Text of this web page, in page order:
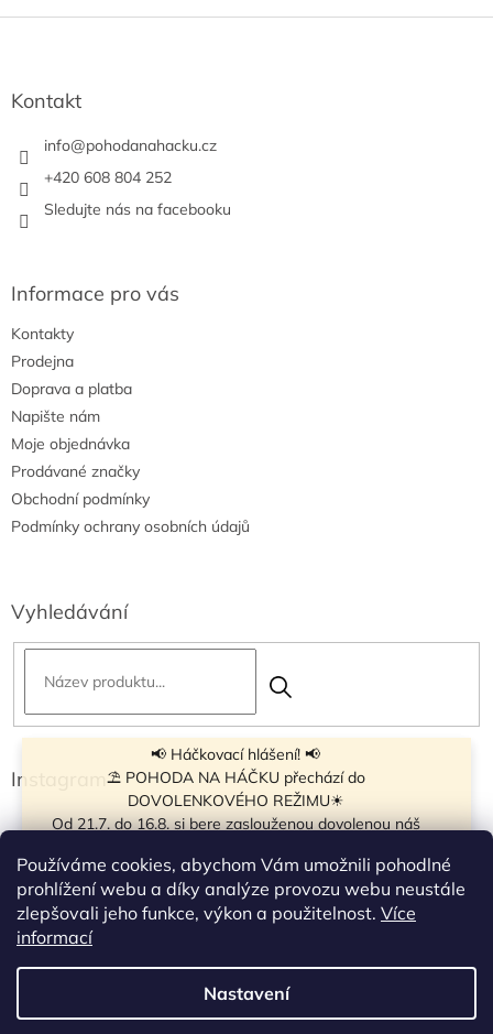
Používáme cookies, abychom Vám umožnili pohodlné
prohlížení webu a díky analýze provozu webu neustále
zlepšovali jeho funkce, výkon a použitelnost. Více
informací
Nastavení
📢 Háčkovací hlášení! 📢
⛱ POHODA NA HÁČKU přechází do
DOVOLENKOVÉHO REŽIMU☀
Od 21.7. do 16.8. si bere zaslouženou dovolenou náš
krátkou pauzu.
Objednávky přijímáme dál - klubíčka, která máme
vyrobená, odešleme bez zdržení. U ostatních se doba
☀
Od 7.8. do 14.8. si dovolenou bude užívat obchůdek v
v
Z
Kontakt
info@pohodanahacku.cz
+420 608 804 252
Sledujte nás na facebooku
Informace pro vás
Kontakty
Prodejna
Doprava a platba
Napište nám
Moje objednávka
Prodávané značky
Obchodní podmínky
Podmínky ochrany osobních údajů
Vyhledávání
Instagram
Sledovat na Instagramu
Vytvořil Shoptet